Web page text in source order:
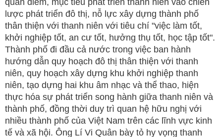
lược phát triển đô thị, nỗ lực xây dựng thành phố
thân thiện với thanh niên với tiêu chí "việc làm tốt,
khởi nghiệp tốt, an cư tốt, hưởng thụ tốt, học tập tốt".
Thành phố đi đầu cả nước trong việc ban hành
hướng dẫn quy hoạch đô thị thân thiện với thanh
niên, quy hoạch xây dựng khu khởi nghiệp thanh
niên, tạo dựng hai khu âm nhạc và thể thao, hiện
thực hóa sự phát triển song hành giữa thanh niên và
thành phố, đồng thời duy trì quan hệ hữu nghị với
nhiều thành phố của Việt Nam trên các lĩnh vực kinh
tế và xã hội. Ông Lí Vi Quân bày tỏ hy vọng thanh